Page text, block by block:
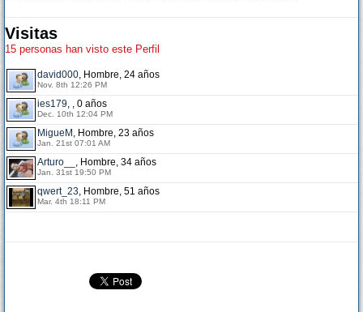
Visitas
15 personas han visto este Perfil
david000, Hombre, 24 años
Nov. 8th 12:26 PM
ies179, , 0 años
Dec. 10th 12:04 PM
MigueM , Hombre, 23 años
Jan. 21st 07:01 AM
Arturo__ , Hombre, 34 años
Jan. 31st 19:50 PM
qwert_23, Hombre, 51 años
Mar. 4th 18:11 PM